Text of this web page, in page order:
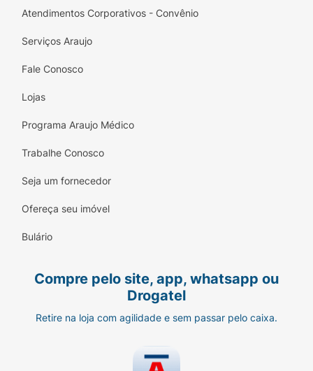
Atendimentos Corporativos - Convênio
Serviços Araujo
Fale Conosco
Lojas
Programa Araujo Médico
Trabalhe Conosco
Seja um fornecedor
Ofereça seu imóvel
Bulário
Compre pelo site, app, whatsapp ou
Drogatel
Retire na loja com agilidade e sem passar pelo caixa.